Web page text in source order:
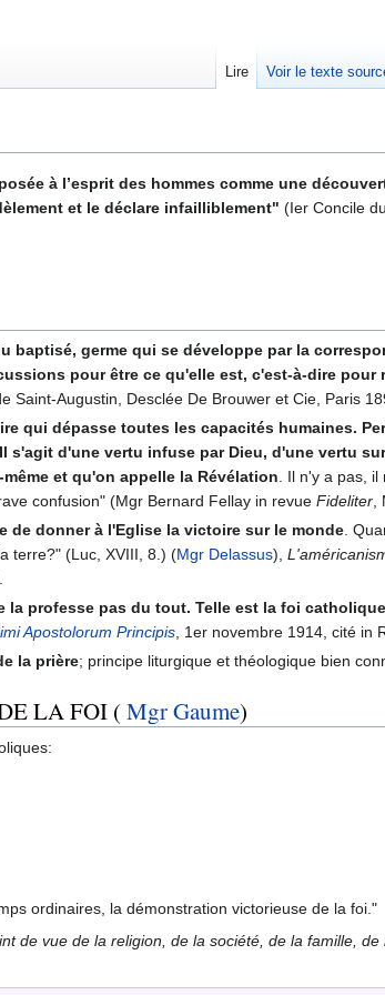
à l’esprit des hommes comme une
et le déclare infailliblement" (Ier Concile
germe qui se développe par la
pour être ce qu'elle est, c'est-à-dire pour
Saint-Augustin, Desclée De Brouwer et Cie, Paris
qui dépasse toutes les capacités humaines.
s'agit d'une vertu infuse par Dieu, d'une vertu
et qu'on appelle la Révélation . Il n'y a pas,
confusion" (Mgr Bernard Fellay in revueFideliter
de donner à l'Eglise la victoire sur le monde .
terre?" (Luc, XVIII, 8.) (Mgr Delassus),
professe pas du tout. Telle est la foi
Apostolorum Principis, 1er novembre 1914, cité in
la prière; principe liturgique et théologique bien
LA FOI (Mgr Gaume)
ordinaires, la démonstration victorieuse de la foi."
de vue de la religion, de la société, de la famille,
Lire Voir le texte